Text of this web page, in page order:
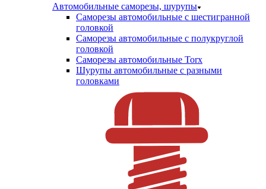
Автомобильные саморезы, шурупы
Саморезы автомобильные с шестигранной
головкой
Саморезы автомобильные с полукруглой
головкой
Саморезы автомобильные Torx
Шурупы автомобильные с разными
головками